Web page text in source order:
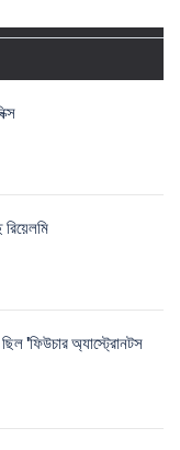
'ফিউচার অ্যাস্ট্রোনটস